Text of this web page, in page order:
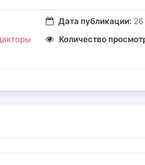
Дата публикации:
Количество